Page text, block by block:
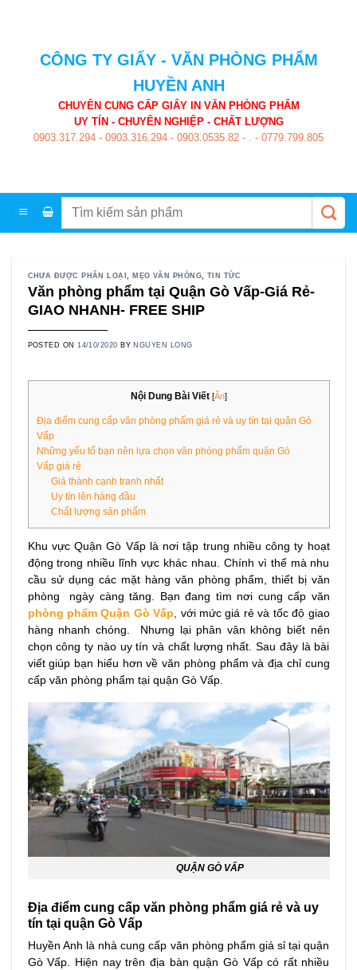
CÔNG TY GIẤY - VĂN PHÒNG PHẨM
HUYỀN ANH
CHUYÊN CUNG CẤP GIẤY IN VĂN PHÒNG PHẨM
UY TÍN - CHUYÊN NGHIỆP - CHẤT LƯỢNG
0903.317.294 - 0903.316.294 - 0903.0535.82 - . - 0779.799.805
CHƯA ĐƯỢC PHÂN LOẠI MẸO VĂN PHÒNG TIN TỨC
Văn phòng phẩm tại Quận Gò Vấp-Giá Rẻ-
GIAO NHANH- FREE SHIP
POSTED ON14/10/2020 BY NGUYEN LONG
Nội Dung Bài Viết [Ẩn]
Địa điểm cung cấp văn phòng phẩm giá rẻ và uy tín tại quận Gò
Vấp
Những yếu tố bạn nên lựa chọn văn phòng phẩm quận Gò
Vấp giá rẻ
Giá thành cạnh tranh nhất
Uy tín lên hàng đầu
Chất lượng sản phẩm
Khu vực Quận Gò Vấp là nơi tập trung nhiều công ty hoạt
động trong nhiều lĩnh vực khác nhau. Chính vì thế mà nhu
cầu sử dụng các mặt hàng văn phòng phẩm, thiết bị văn
phòng ngày càng tăng. Bạn đang tìm nơi cung cấp văn
phòng phẩm Quận Gò Vấp, với mức giá rẻ và tốc độ giao
hàng nhanh chóng. Nhưng lại phân vân không biết nên
chọn công ty nào uy tín và chất lượng nhất. Sau đây là bài
viết giúp bạn hiểu hơn về văn phòng phẩm và địa chỉ cung
cấp văn phòng phẩm tại quận Gò Vấp.
QUẬN GÒ VẤP
Địa điểm cung cấp văn phòng phẩm giá rẻ và uy
tín tại quận Gò Vấp
Huyền Anh là nhà cung cấp văn phòng phẩm giá sỉ tại quận
Gò Vấp. Hiện nay trên địa bàn quận Gò Vấp có rất nhiều